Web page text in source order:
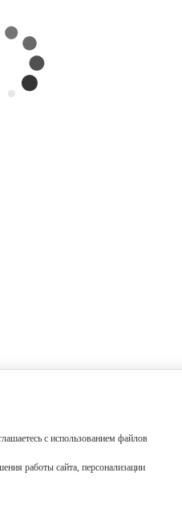
с использованием файлов
работы сайта, персонализации